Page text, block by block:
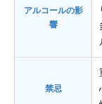
アルコールの影
響
禁忌